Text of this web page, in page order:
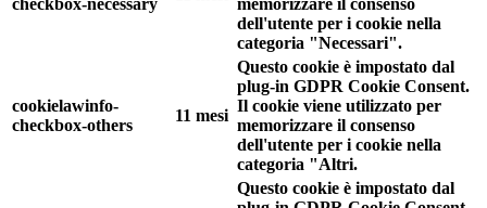
checkbox-necessary
memorizzare il consenso
dell'utente per i cookie nella
categoria "Necessari".
cookielawinfo-
checkbox-others
11 mesi
Questo cookie è impostato dal
plug-in GDPR Cookie Consent.
Il cookie viene utilizzato per
memorizzare il consenso
dell'utente per i cookie nella
categoria "Altri.
Questo cookie è impostato dal